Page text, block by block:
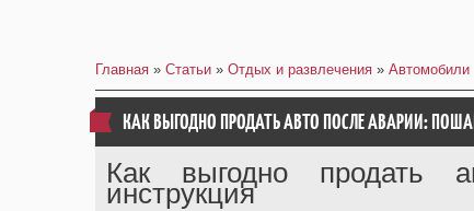
Главная » Статьи » Отдых и развлечения » Автомобили
КАК ВЫГОДНО ПРОДАТЬ АВТО ПОСЛЕ АВАРИИ:
Как выгодно продать
инструкция